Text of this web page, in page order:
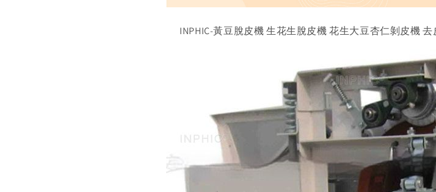
INPHIC-黃豆脫皮機 生花生脫皮機 花生大豆杏仁剝皮機